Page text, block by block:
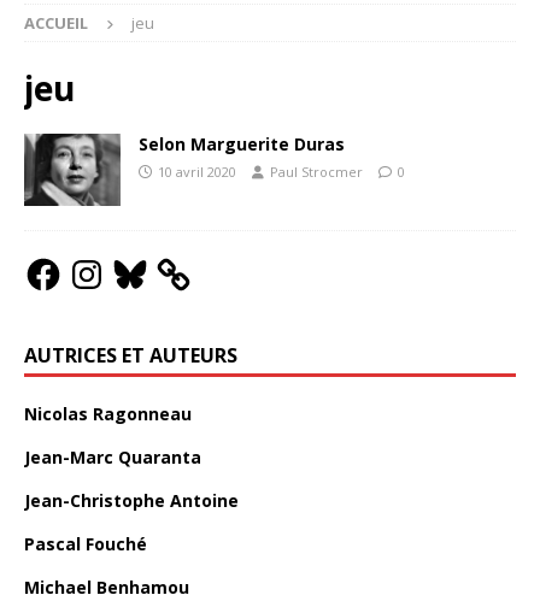
ACCUEIL jeu
jeu
Selon Marguerite Duras
10 avril 2020 Paul Strocmer 0
AUTRICES ET AUTEURS
Nicolas Ragonneau
Jean-Marc Quaranta
Jean-Christophe Antoine
Pascal Fouché
Michael Benhamou